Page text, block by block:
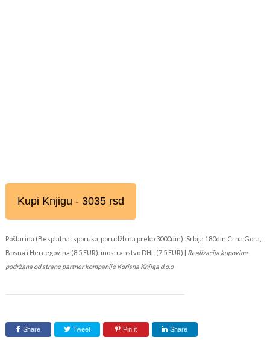
Kupi Knjigu - 3035 rsd
Poštarina (Besplatna isporuka, porudžbina preko 3000din): Srbija 180din Crna Gora,
Bosna i Hercegovina (8,5 EUR), inostranstvo DHL (7,5 EUR) | Realizacija kupovine
podržana od strane partner kompanije Korisna Knjiga d.o.o
Share Tweet Pin it Share